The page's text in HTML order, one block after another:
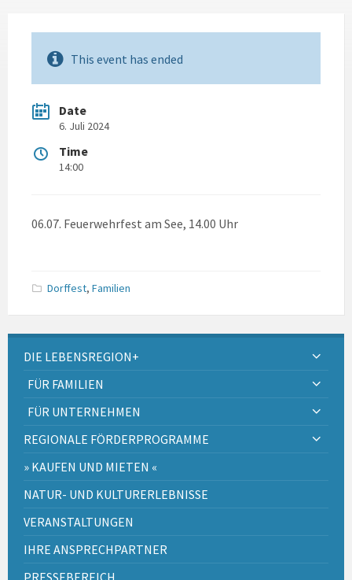
This event has ended
Date
6. Juli 2024
Time
14:00
06.07. Feuerwehrfest am See, 14.00 Uhr
Dorffest, Familien
DIE LEBENSREGION+
FÜR FAMILIEN
FÜR UNTERNEHMEN
REGIONALE FÖRDERPROGRAMME
» KAUFEN UND MIETEN «
NATUR- UND KULTURERLEBNISSE
VERANSTALTUNGEN
IHRE ANSPRECHPARTNER
PRESSEBEREICH